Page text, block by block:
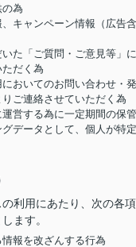
為
キャンペーン情報（広告含
た「ご質問・ご意見等」
だく為
おいてのお問い合わせ・
ご連絡させていただく為
営する為に一定期間の保
データとして、個人が特
利用にあたり、次の各
ます。
報を改ざんする行為